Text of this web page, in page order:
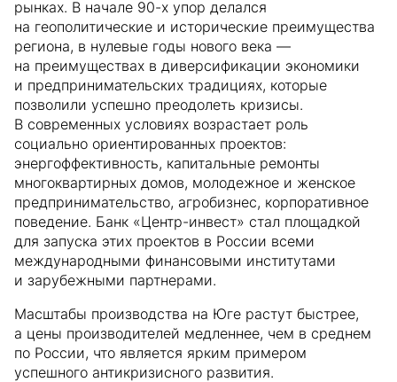
рынках. В начале 90-х упор делался
на геополитические и исторические преимущества
региона, в нулевые годы нового века —
на преимуществах в диверсификации экономики
и предпринимательских традициях, которые
позволили успешно преодолеть кризисы.
В современных условиях возрастает роль
социально ориентированных проектов:
энергоффективность, капитальные ремонты
многоквартирных домов, молодежное и женское
предпринимательство, агробизнес, корпоративное
поведение. Банк «Центр-инвест» стал площадкой
для запуска этих проектов в России всеми
международными финансовыми институтами
и зарубежными партнерами.
Масштабы производства на Юге растут быстрее,
а цены производителей медленнее, чем в среднем
по России, что является ярким примером
успешного антикризисного развития.